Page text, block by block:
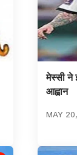
मेस्सी ने
आह्वान
MAY